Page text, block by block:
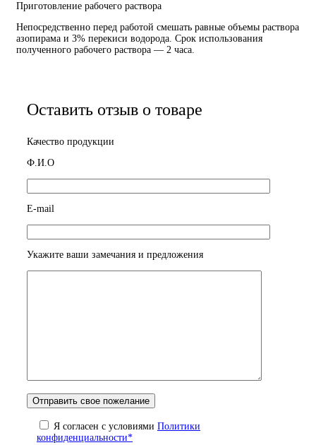
Приготовление рабочего раствора
Непосредственно перед работой смешать равные объемы раствора
азопирама и 3% перекиси водорода. Срок использования
полученного рабочего раствора — 2 часа.
Оставить отзыв о товаре
Качество продукции
Ф.И.О
E-mail
Укажите ваши замечания и предложения
Я согласен с условиями Политики
конфиденциальности*